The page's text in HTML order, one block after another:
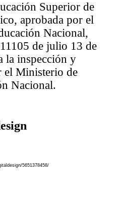
Superior de
aprobada por el
Nacional,
de julio 13 de
la inspección y
el Ministerio de
Nacional.
5651378458/